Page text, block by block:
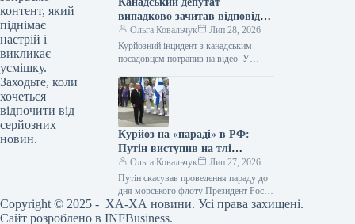
контент, який
піднімає
настрій і
викликає
усмішку.
Заходьте, коли
хочеться
відпочити від
серйозних
новин.
випадково зачитав відповідь
від ChatGPT під час промови
(відео)
Ольга Ковальчук
Лип 28, 2026
Курйозний інцидент з канадським
посадовцем потрапив на відео У
провінції Нью-Брансвік Білл Олівер
потрапив у курйозну ситуацію.…
Курйоз на «параді» в РФ:
Путін виступив на тлі
намальованого флоту (фото)
Ольга Ковальчук
Лип 27, 2026
Путін скасував проведення параду до
дня морського флоту Президент Росії
Володимир Путін втрапив у черговий
курйоз. Диктатор не зміг
Copyright © 2025 - ХА-ХА новини. Усі права захищені.
Сайт розроблено в INFBusiness.